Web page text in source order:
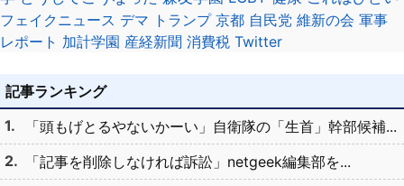
フェイクニュース デマ トランプ 京都 自民党 維新の会 軍事
レポート 加計学園 産経新聞 消費税 Twitter
記事ランキング
「頭もげとるやないかーい」自衛隊の「生首」幹部候補...
「記事を削除しなければ訴訟」netgeek編集部を...